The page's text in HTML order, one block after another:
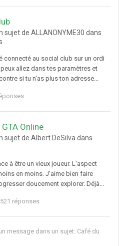
sujet de ALLANONYME30 dans
connecté au social club sur un ordi
allez dans tes paramètres et
si tu n'as plus ton adresse...
Online
sujet de Albert.DeSilva dans
à être un vieux joueur. L'aspect
en moins. J'aime bien faire
doucement explorer. Déjà...
réponses
message dans un sujet: Café du